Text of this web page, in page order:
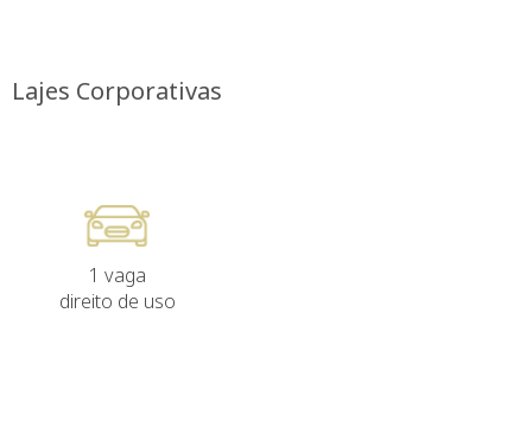
Lajes Corporativas
1 vaga
direito de uso